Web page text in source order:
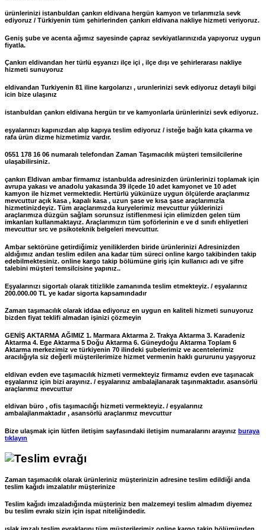
ürünlerinizi istanbuldan çankırı eldivana hergün kamyon ve tırlarımızla sevk
ediyoruz / Türkiyenin tüm şehirlerinden çankırı eldivana nakliye hizmeti veriyoruz.
Geniş şube ve acenta ağımız sayesinde çapraz sevkiyatlarınızıda yapıyoruz uygun
fiyatla.
Çankırı eldivandan her türlü eşyanızı ilçe içi , ilçe dışı ve şehirlerarası nakliye
hizmeti sunuyoruz
eldivandan Turkiyenin 81 iline kargolarızı , urunlerinizi sevk ediyoruz detayli bilgi
icin bize ulaşınız
istanbuldan çankırı eldivana hergün tır ve kamyonlarla ürünlerinizi sevk ediyoruz.
eşyalarınızı kapınızdan alıp kapıya teslim ediyoruz / isteğe bağlı kata çıkarma ve
rafa ürün dizme hizmetimiz vardır.
0551 178 16 06 numaralı telefondan Zaman Taşımacılık müşteri temsilcilerine
ulaşabilirsiniz.
çankırı Eldivan ambar firmamız istanbulda adresinizden ürünlerinizi toplamak için
avrupa yakası ve anadolu yakasında 39 ilçede 10 adet kamyonet ve 10 adet
kamyon ile hizmet vermektedir. Hertürlü yükünüze uygun ölçülerde araçlarımız
mevcuttur açık kasa , kapalı kasa , uzun şase ve kısa şase araçlarımızla
hizmetinizdeyiz. Tüm araçlarımızda kuryelerimiz mevcuttur yüklerinizi
araçlarımıza düzgün sağlam sorunsuz istiflenmesi için elimizden gelen tüm
imkanları kullanmaktayız. Araçlarımızın tüm şoförlerinin e ve d sınıfı ehliyetleri
mevcuttur src ve psikoteknik belgeleri mevcuttur.
Ambar sektörüne getirdiğimiz yeniliklerden biride ürünlerinizi Adresinizden
aldığımız andan teslim edilen ana kadar tüm süreci online kargo takibinden takip
edebilmektesiniz. online kargo takip bölümüne giriş için kullanıcı adı ve şifre
talebini müşteri temsilcisine yapınız..
Eşyalarınızı sigortalı olarak titizlikle zamanında teslim etmekteyiz. / eşyalarınız
200.000.00 TL ye kadar sigorta kapsamındadır
Zaman taşımacılık olarak iddaa ediyoruz en uygun en kaliteli hizmeti sunuyoruz
bizden fiyat teklifi almadan işinizi çözmeyin
GENİŞ AKTARMA AĞIMIZ 1. Marmara Aktarma 2. Trakya Aktarma 3. Karadeniz
Aktarma 4. Ege Aktarma 5 Doğu Aktarma 6. Güneydoğu Aktarma Toplam 6
Aktarma merkezimiz ve türkiyenin 70 ilindeki şubelerimiz ve acentelerimiz
aracılığıyla siz değerli müşterilerimize hizmet vermenin haklı gururunu yaşıyoruz
eldivan evden eve taşımacılık hizmeti vermekteyiz firmamız evden eve taşınacak
eşyalarınız için bizi arayınız. / eşyalarınız ambalajlanarak taşınmaktadır. asansörlü
araçlarımız mevcuttur
eldivan büro , ofis taşımacılığı hizmeti vermekteyiz. / eşyalarınız
ambalajlanmaktadır , asansörlü araçlarımız mevcuttur
Bize ulaşmak için lütfen iletişim sayfasındaki iletişim numaralarını arayınız buraya
tıklayın
Zaman taşımacılık olarak ürünleriniz müşterinizin adresine teslim edildiği anda
teslim kağıdı imzalatılır müşterinize
Teslim kağıdı imzaladığında müşteriniz ben malzemeyi teslim almadım diyemez
bu teslim evrakı sizin için ispat niteliğindedir.